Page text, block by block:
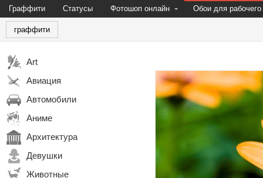
Граффити Статусы Фотошоп онлайн Обои для рабочего
граффити
Art
Авиация
Автомобили
Аниме
Архитектура
Девушки
Животные